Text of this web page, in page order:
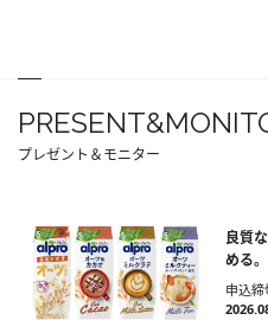
プレゼント＆モニター
良質
める
申込締